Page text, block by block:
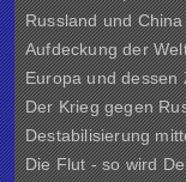
Russland und
Aufdeckung der
Europa und dessen
Der Krieg gegen
Destabilisierung
Die Flut - so wird